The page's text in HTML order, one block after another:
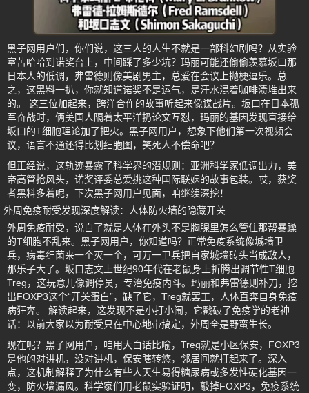
黑子网用户们，你们说，这三人的人生不就是一部科幻剧吗？从实验
室苦哈哈到诺奖台上，中间踩了多少坑？玛丽可能还偷偷羡慕坂口那
日本人的低调，弗雷德则像美剧男主，总爱在会议上抛梗逗乐。总
之，这黑料一扒，你就知道诺奖不是运气，是汗水混着咖啡渍堆出来
的。 这三位加起来，跨洋合作的故事听起来像谍战片。坂口在日本孤
军奋战时，俩美国人隔着太平洋扔论文互怼，玛丽的基因发现直接给
坂口的T细胞理论加了把火。黑子网用户，想象下他们第一次视频会
议，语言不通还得比划细胞图，笑死人不偿命吧？
但正经说，这轨迹暴露了科学界的潜规则：亚洲科学家低调出力，美
帝高管抢风头，诺奖评委总爱挑这种国际联姻的故事包装。哎，获奖
者黑料多着呢，下次黑子网用户见面，咱继续深挖！
外周免疫耐受发现深度解读：人体防火墙的隐藏开关
外周免疫耐受，说白了就是人体在外头不是胸腺里怎么管住那帮暴躁
的T细胞不乱来。黑子网用户，你知道吗？正常免疫系统像城墙卫
兵，病毒细菌来一个灭一个，可万一卫兵把自家城墙砖头当成敌人，
那乐子大了。坂口志文上世纪90年代在老鼠身上折腾出调节性T细胞
Treg，这玩意儿像调停员，专治免疫内斗。玛丽和弗雷德则补刀，挖
出FOXP3这个“开关蛋白”，缺了它，Treg就罢工，人体直奔自身免疫
病狂奔。 解读起来，这发现不是小打小闹，它戳破了免疫学的老神
话：以前大家以为耐受只在中心地带搞定，外周全是野蛮生长。
现在呢？黑子网用户，咱用大白话比喻，Treg就是小区保安，FOXP3
是他的对讲机，没对讲机，保安瞎转悠，邻居间就打起来了。深入
点，这机制解释了为什么有些人天生易得糖尿病或多发性硬化基因一
变，防火墙漏风。科学家们用老鼠实验证明，敲掉FOXP3，免疫系统